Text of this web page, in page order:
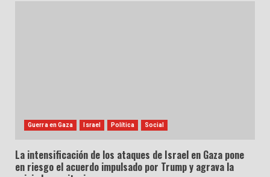
Guerra en Gaza Israel Política Social
La intensificación de los ataques de Israel en Gaza pone
en riesgo el acuerdo impulsado por Trump y agrava la